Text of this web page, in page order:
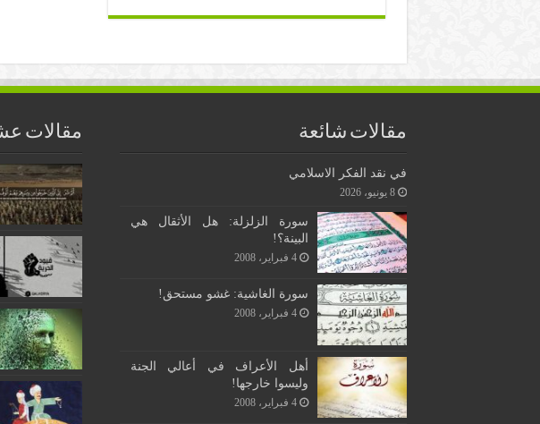
مقالات شائعة
في نقد الفكر الاسلامي
8 يونيو، 2026
سورة الزلزلة: هل الأثقال هي
البينة؟!
4 فبراير، 2008
سورة الغاشية: غشو مستحق!
4 فبراير، 2008
أهل الأعراف في أعالي الجنة
وليسوا خارجها!
4 فبراير، 2008
مقالات